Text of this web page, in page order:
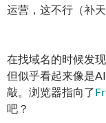
运营，这不行（补天
在找域名的时候发现
但似乎看起来像是
敲。浏览器指向了
吧？